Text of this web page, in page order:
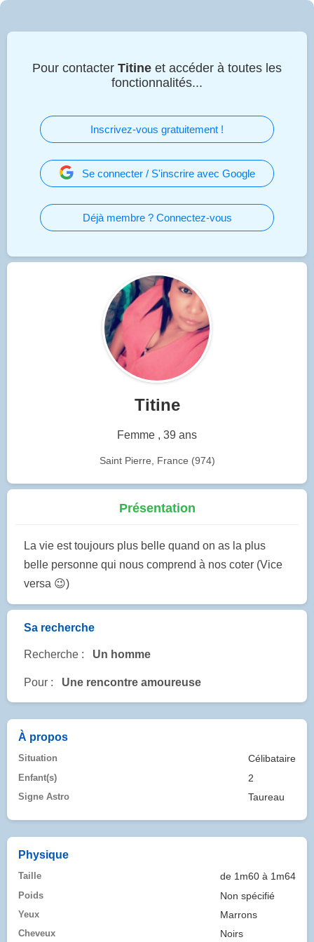
Pour contacter Titine et accéder à toutes les
fonctionnalités...
Inscrivez-vous gratuitement !
Se connecter / S'inscrire avec Google
Déjà membre ? Connectez-vous
Titine
Femme , 39 ans
Saint Pierre, France (974)
Présentation
La vie est toujours plus belle quand on as la plus
belle personne qui nous comprend à nos coter (Vice
versa 😉)
Sa recherche
Recherche : Un homme
Pour : Une rencontre amoureuse
À propos
Situation Célibataire
Enfant(s) 2
Signe Astro Taureau
Physique
Taille de 1m60 à 1m64
Poids Non spécifié
Yeux Marrons
Cheveux Noirs